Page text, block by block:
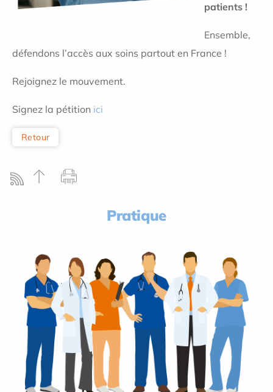
patients !
Ensemble,
défendons l’accès aux soins partout en France !
Rejoignez le mouvement.
Signez la pétition ici
Retour
Pratique